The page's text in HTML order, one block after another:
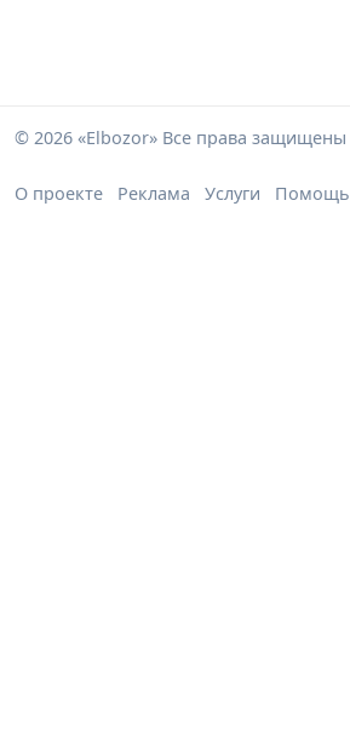
© 2026 «Elbozor» Все права защищены
О проекте Реклама Услуги Помощь